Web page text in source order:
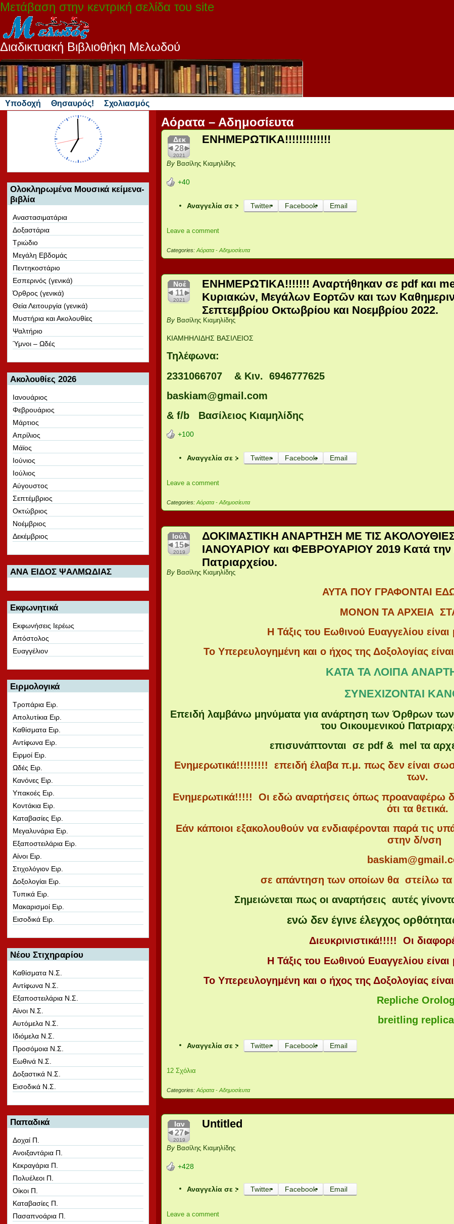
Μετάβαση στην κεντρική σελίδα του site
Διαδικτυακή Βιβλιοθήκη Μελωδού
Υποδοχή Θησαυρός! Σχολιασμός
Ολοκληρωμένα Μουσικά κείμενα-
βιβλία
Αναστασιματάρια
Δοξαστάρια
Τριώδιο
Μεγάλη Εβδομάς
Πεντηκοστάριο
Εσπερινός (γενικά)
Όρθρος (γενικά)
Θεία Λειτουργία (γενικά)
Μυστήρια και Ακολουθίες
Ψαλτήριο
Ύμνοι – Ωδές
Ακολουθίες 2026
Ιανουάριος
Φεβρουάριος
Μάρτιος
Απρίλιος
Μάϊος
Ιούνιος
Ιούλιος
Αύγουστος
Σεπτέμβριος
Οκτώβριος
Νοέμβριος
Δεκέμβριος
ΑΝΑ ΕΙΔΟΣ ΨΑΛΜΩΔΙΑΣ
Εκφωνητικά
Εκφωνήσεις Ιερέως
Απόστολος
Ευαγγέλιον
Ειρμολογικά
Τροπάρια Ειρ.
Απολυτίκια Ειρ.
Καθίσματα Ειρ.
Αντίφωνα Ειρ.
Ειρμοί Ειρ.
Ωδές Ειρ.
Κανόνες Ειρ.
Υπακοές Ειρ.
Κοντάκια Ειρ.
Καταβασίες Ειρ.
Μεγαλυνάρια Ειρ.
Εξαποστειλάρια Ειρ.
Αίνοι Ειρ.
Στιχολόγιον Ειρ.
Δοξολογίαι Ειρ.
Τυπικά Ειρ.
Μακαρισμοί Ειρ.
Εισοδικά Ειρ.
Νέου Στιχηραρίου
Καθίσματα Ν.Σ.
Αντίφωνα Ν.Σ.
Εξαποστειλάρια Ν.Σ.
Αίνοι Ν.Σ.
Αυτόμελα Ν.Σ.
Ιδιόμελα Ν.Σ.
Προσόμοια Ν.Σ.
Εωθινά Ν.Σ.
Δοξαστικά Ν.Σ.
Εισοδικά Ν.Σ.
Παπαδικά
Δοχαί Π.
Ανοιξαντάρια Π.
Κεκραγάρια Π.
Πολυέλεοι Π.
Οίκοι Π.
Καταβασίες Π.
Πασαπνοάρια Π.
Αόρατα – Αδημοσίευτα
Δεκ
28
2021
ΕΝΗΜΕΡΩΤΙΚΑ!!!!!!!!!!!!!
By Βασίλης Κιαμηλίδης
+40
Αναγγελία σε : Twitter Facebook Email
Leave a comment
Categories:Αόρατα - Αδημοσίευτα
Νοέ
11
2021
ΕΝΗΜΕΡΩΤΙΚΑ!!!!!!! Αναρτήθηκαν σε pdf και
Κυριακών, Μεγάλων Εορτῶν και των
Σεπτεμβρίου Οκτωβρίου και Νοεμβρίου 2022.
By Βασίλης Κιαμηλίδης
ΚΙΑΜΗΗΛΙΔΗΣ ΒΑΣΙΛΕΙΟΣ
Τηλέφωνα:
2331066707 & Κιν. 6946777625
baskiam@gmail.com
& f/b Βασίλειος Κιαμηλίδης
+100
Αναγγελία σε : Twitter Facebook Email
Leave a comment
Categories:Αόρατα - Αδημοσίευτα
Ιούλ
15
2019
ΔΟΚΙΜΑΣΤΙΚΗ ΑΝΑΡΤΗΣΗ ΜΕ ΤΙΣ
ΙΑΝΟΥΑΡΙΟΥ και ΦΕΒΡΟΥΑΡΙΟΥ 2019 Κατά την
Πατριαρχείου.
By Βασίλης Κιαμηλίδης
ΑΥΤΑ ΠΟΥ ΓΡΑΦΟΝΤΑΙ
ΜΟΝΟΝ ΤΑ ΑΡΧΕΙΑ
Η Τάξις του Εωθινού Ευαγγελίου είναι
Το Υπερευλογημένη και ο ήχος της Δοξολογίας
ΚΑΤΑ ΤΑ ΛΟΙΠΑ
ΣΥΝΕΧΙΖΟΝΤΑΙ
Επειδή λαμβάνω μηνύματα για ανάρτηση των Όρθρων των
του Οικουμενικού
επισυνάπτονται σε pdf & mel τα
Ενημερωτικά!!!!!!!!! επειδή έλαβα π.μ. πως δεν είναι
των.
Ενημερωτικά!!!!! Οι εδώ αναρτήσεις όπως προαναφέρω
ότι τα θετικά.
Εάν κάποιοι εξακολουθούν να ενδιαφέρονται παρά τις
στην δ/νση
σε απάντηση των οποίων θα στείλω τα
Σημειώνεται πως οι αναρτήσεις αυτές
ενώ δεν έγινε έλεγχος
Διευκρινιστικά!!!!! Οι
Η Τάξις του Εωθινού Ευαγγελίου είναι
Το Υπερευλογημένη και ο ήχος της Δοξολογίας
Repliche
breitling replica
Αναγγελία σε : Twitter Facebook Email
12 Σχόλια
Categories:Αόρατα - Αδημοσίευτα
Ιαν
27
2019
Untitled
By Βασίλης Κιαμηλίδης
+428
Αναγγελία σε : Twitter Facebook Email
Leave a comment